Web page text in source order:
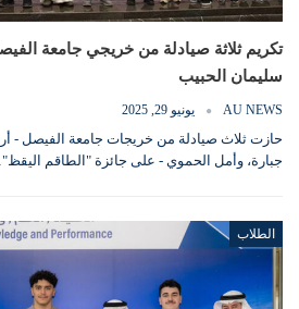
تكريم ثلاثة صيادلة من خريجي جامعة
سليمان الحبيب
AU NEWS يونيو 29, 2025
حازت ثلاث صيادلة من خريجات ​​جامعة الفيصل -
جبارة، وأمل الحموي - على جائزة "الطاقم
الطلاب